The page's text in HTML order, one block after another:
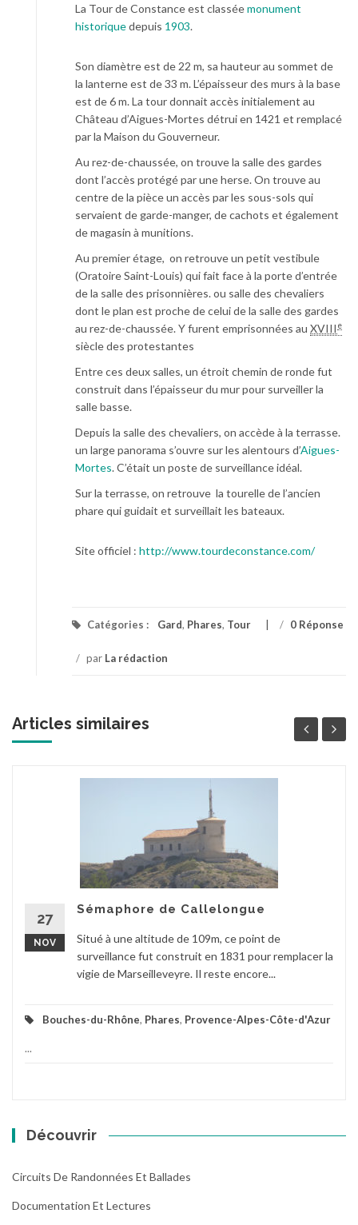
La Tour de Constance est classéemonument
historiquedepuis 1903.
Son diamètre est de 22 m, sa hauteur au sommet de
la lanterne est de 33 m. L’épaisseur des murs à la base
est de 6 m. La tour donnait accès initialement au
Château d’Aigues-Mortes détrui en 1421 et remplacé
par la Maison du Gouverneur.
Au rez-de-chaussée, on trouve la salle des gardes
dont l’accès protégé par une herse. On trouve au
centre de la pièce un accès par les sous-sols qui
servaient de garde-manger, de cachots et également
de magasin à munitions.
Au premier étage, on retrouve un petit vestibule
(Oratoire Saint-Louis) qui fait face à la porte d’entrée
de la salle des prisonnières. ou salle des chevaliers
dont le plan est proche de celui de la salle des gardes
au rez-de-chaussée. Y furent emprisonnées au XVIII e
siècle des protestantes
Entre ces deux salles, un étroit chemin de ronde fut
construit dans l’épaisseur du mur pour surveiller la
salle basse.
Depuis la salle des chevaliers, on accède à la terrasse.
un large panorama s’ouvre sur les alentours d’Aigues-
Mortes. C’était un poste de surveillance idéal.
Sur la terrasse, on retrouve la tourelle de l’ancien
phare qui guidait et surveillait les bateaux.
Site officiel : http://www.tourdeconstance.com/
Catégories : Gard, Phares, Tour / 0 Réponse
/ par La rédaction
Articles similaires
27
NOV
Sémaphore de Callelongue
Situé à une altitude de 109m, ce point de
surveillance fut construit en 1831 pour remplacer la
vigie de Marseilleveyre. Il reste encore...
Bouches-du-Rhône, Phares, Provence-Alpes-Côte-d'Azur
...
Découvrir
Circuits De Randonnées Et Ballades
Documentation Et Lectures